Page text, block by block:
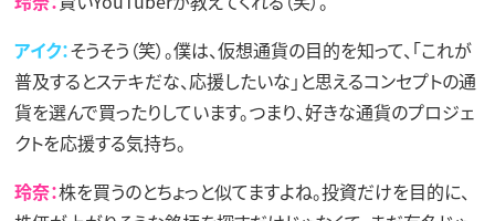
アイク：そうそう（笑）。僕は、仮想通貨の目的を知って、「これが
普及するとステキだな、応援したいな」と思えるコンセプトの通
貨を選んで買ったりしています。つまり、好きな通貨のプロジェ
クトを応援する気持ち。
玲奈：株を買うのとちょっと似てますよね。投資だけを目的に、